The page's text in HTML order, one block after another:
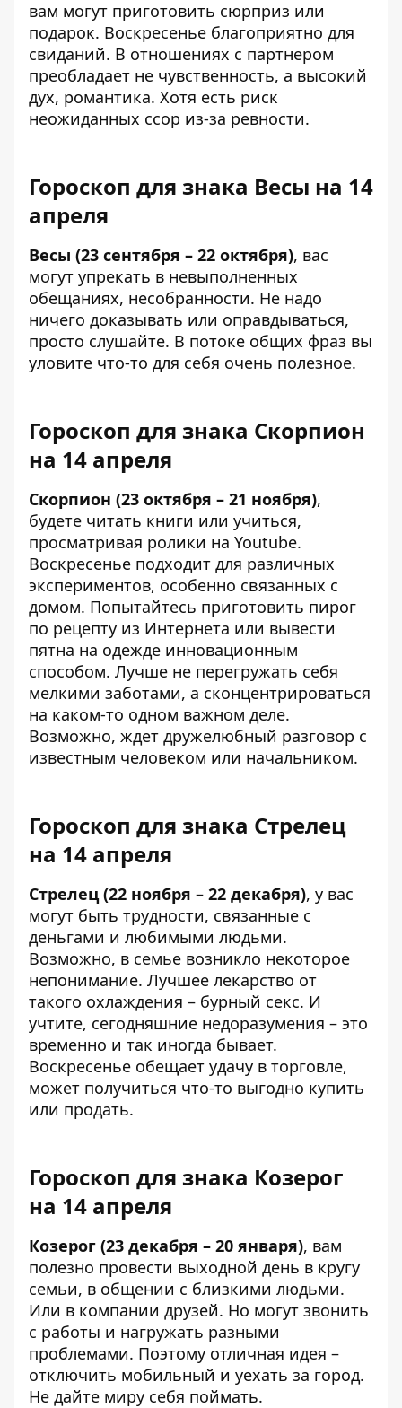
вам могут приготовить сюрприз или
подарок. Воскресенье благоприятно для
свиданий. В отношениях с партнером
преобладает не чувственность, а высокий
дух, романтика. Хотя есть риск
неожиданных ссор из-за ревности.
Гороскоп для знака Весы на 14
апреля
Весы (23 сентября – 22 октября), вас
могут упрекать в невыполненных
обещаниях, несобранности. Не надо
ничего доказывать или оправдываться,
просто слушайте. В потоке общих фраз вы
уловите что-то для себя очень полезное.
Гороскоп для знака Скорпион
на 14 апреля
Скорпион (23 октября – 21 ноября),
будете читать книги или учиться,
просматривая ролики на Youtube.
Воскресенье подходит для различных
экспериментов, особенно связанных с
домом. Попытайтесь приготовить пирог
по рецепту из Интернета или вывести
пятна на одежде инновационным
способом. Лучше не перегружать себя
мелкими заботами, а сконцентрироваться
на каком-то одном важном деле.
Возможно, ждет дружелюбный разговор с
известным человеком или начальником.
Гороскоп для знака Стрелец
на 14 апреля
Стрелец (22 ноября – 22 декабря), у вас
могут быть трудности, связанные с
деньгами и любимыми людьми.
Возможно, в семье возникло некоторое
непонимание. Лучшее лекарство от
такого охлаждения – бурный секс. И
учтите, сегодняшние недоразумения – это
временно и так иногда бывает.
Воскресенье обещает удачу в торговле,
может получиться что-то выгодно купить
или продать.
Гороскоп для знака Козерог
на 14 апреля
Козерог (23 декабря – 20 января), вам
полезно провести выходной день в кругу
семьи, в общении с близкими людьми.
Или в компании друзей. Но могут звонить
с работы и нагружать разными
проблемами. Поэтому отличная идея –
отключить мобильный и уехать за город.
Не дайте миру себя поймать.